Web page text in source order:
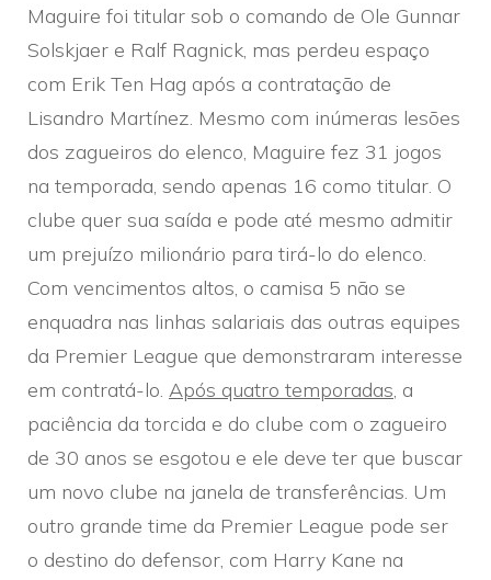
Maguire foi titular sob o comando de Ole Gunnar
Solskjaer e Ralf Ragnick, mas perdeu espaço
com Erik Ten Hag após a contratação de
Lisandro Martínez. Mesmo com inúmeras lesões
dos zagueiros do elenco, Maguire fez 31 jogos
na temporada, sendo apenas 16 como titular. O
clube quer sua saída e pode até mesmo admitir
um prejuízo milionário para tirá-lo do elenco.
Com vencimentos altos, o camisa 5 não se
enquadra nas linhas salariais das outras equipes
da Premier League que demonstraram interesse
em contratá-lo. Após quatro temporadas, a
paciência da torcida e do clube com o zagueiro
de 30 anos se esgotou e ele deve ter que buscar
um novo clube na janela de transferências. Um
outro grande time da Premier League pode ser
o destino do defensor, com Harry Kane na